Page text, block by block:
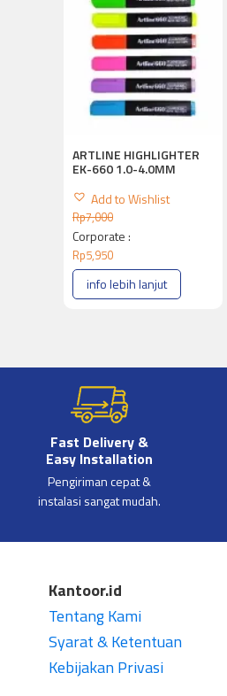
ARTLINE HIGHLIGHTER
EK-660 1.0-4.0MM
Add to Wishlist
Rp7,000
Corporate :
Rp5,950
info lebih lanjut
Fast Delivery &
Easy Installation
Pengiriman cepat &
instalasi sangat mudah.
Kantoor.id
Tentang Kami
Syarat & Ketentuan
Kebijakan Privasi